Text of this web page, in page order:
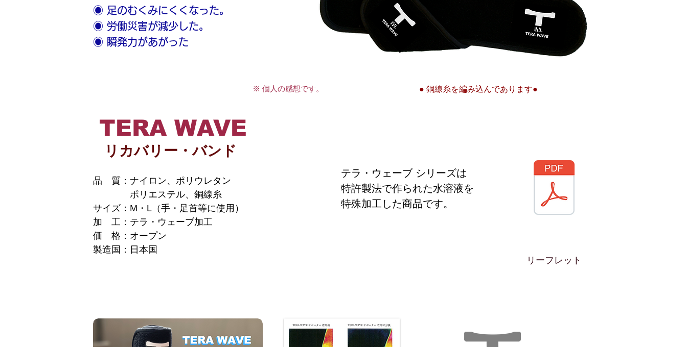
◉ 足のむくみにくくなった。
◉ 労働災害が減少した。
◉ 瞬発力があがった
※ 個人の感想です。 ● 銅線糸を編み込んであります●
TERA WAVE
リカバリー・バンド
品 質：ナイロン、ポリウレタン
ポリエステル、銅線糸
サイズ：M・L（手・足首等に使用）
加 工：テラ・ウェーブ加工
価 格：オープン
製造国：日本国
テラ・ウェーブ シリーズは
特許製法で作られた水溶液を
特殊加工した商品です。
リーフレット